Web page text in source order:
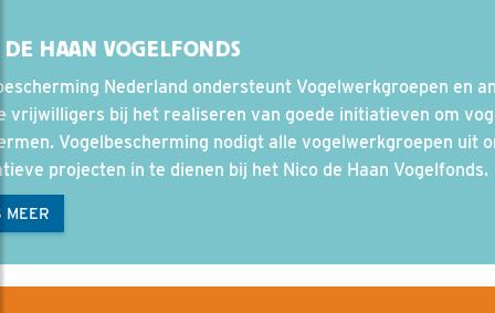
HAAN VOGELFONDS
Nederland ondersteunt Vogelwerkgroepen en
vrijwilligers bij het realiseren van goede initiatieven om
Vogelbescherming nodigt alle vogelwerkgroepen uit
projecten in te dienen bij het Nico de Haan Vogelfonds.
MEER